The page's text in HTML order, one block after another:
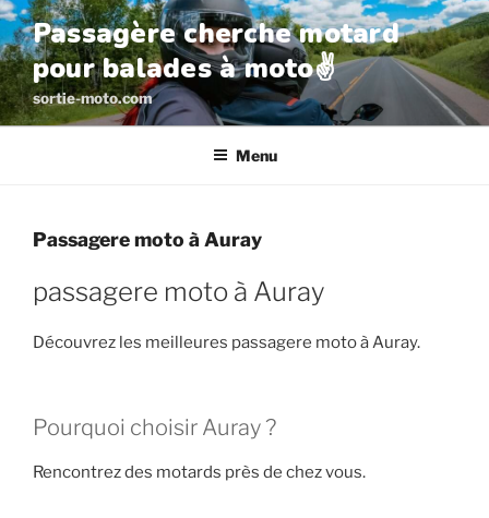
Aller
au
contenu
principal
Passagère cherche motard
pour balades à moto✌️
sortie-moto.com
Menu
Passagere moto à Auray
passagere moto à Auray
Découvrez les meilleures passagere moto à Auray.
Pourquoi choisir Auray ?
Rencontrez des motards près de chez vous.